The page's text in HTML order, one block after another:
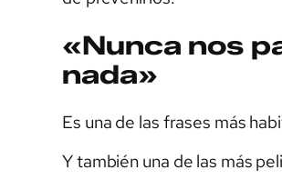
«Nunca nos
nada»
Es una de las frases más
Y también una de las más